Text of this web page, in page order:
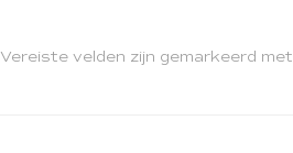
Vereiste velden zijn gemarkeerd met